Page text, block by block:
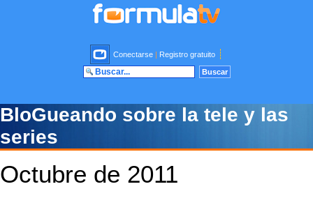
Conectarse | Registro gratuito
BloGueando sobre la tele y las
series
Octubre de 2011